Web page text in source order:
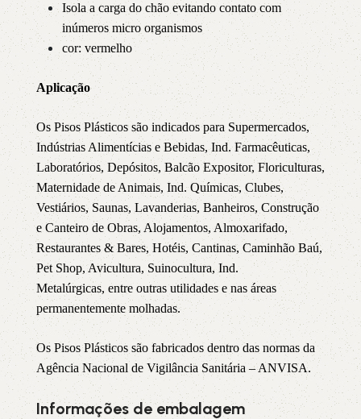
Isola a carga do chão evitando contato com
inúmeros micro organismos
cor: vermelho
Aplicação
Os Pisos Plásticos são indicados para Supermercados,
Indústrias Alimentícias e Bebidas, Ind. Farmacêuticas,
Laboratórios, Depósitos, Balcão Expositor, Floriculturas,
Maternidade de Animais, Ind. Químicas, Clubes,
Vestiários, Saunas, Lavanderias, Banheiros, Construção
e Canteiro de Obras, Alojamentos, Almoxarifado,
Restaurantes & Bares, Hotéis, Cantinas, Caminhão Baú,
Pet Shop, Avicultura, Suinocultura, Ind.
Metalúrgicas, entre outras utilidades e nas áreas
permanentemente molhadas.
Os Pisos Plásticos são fabricados dentro das normas da
Agência Nacional de Vigilância Sanitária – ANVISA.
Informações de embalagem